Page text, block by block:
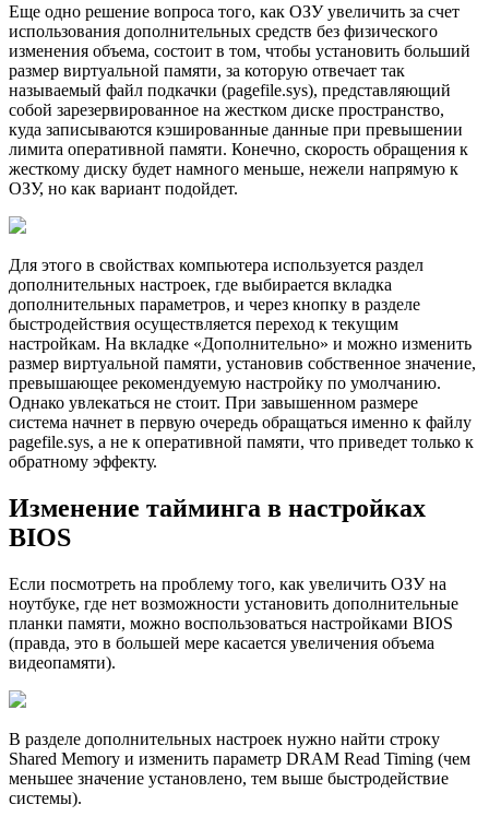
Еще одно решение вопроса того, как ОЗУ увеличить за счет
использования дополнительных средств без физического
изменения объема, состоит в том, чтобы установить больший
размер виртуальной памяти, за которую отвечает так
называемый файл подкачки (pagefile.sys), представляющий
собой зарезервированное на жестком диске пространство,
куда записываются кэшированные данные при превышении
лимита оперативной памяти. Конечно, скорость обращения к
жесткому диску будет намного меньше, нежели напрямую к
ОЗУ, но как вариант подойдет.
Для этого в свойствах компьютера используется раздел
дополнительных настроек, где выбирается вкладка
дополнительных параметров, и через кнопку в разделе
быстродействия осуществляется переход к текущим
настройкам. На вкладке «Дополнительно» и можно изменить
размер виртуальной памяти, установив собственное значение,
превышающее рекомендуемую настройку по умолчанию.
Однако увлекаться не стоит. При завышенном размере
система начнет в первую очередь обращаться именно к файлу
pagefile.sys, а не к оперативной памяти, что приведет только к
обратному эффекту.
Изменение тайминга в настройках
BIOS
Если посмотреть на проблему того, как увеличить ОЗУ на
ноутбуке, где нет возможности установить дополнительные
планки памяти, можно воспользоваться настройками BIOS
(правда, это в большей мере касается увеличения объема
видеопамяти).
В разделе дополнительных настроек нужно найти строку
Shared Memory и изменить параметр DRAM Read Timing (чем
меньшее значение установлено, тем выше быстродействие
системы).